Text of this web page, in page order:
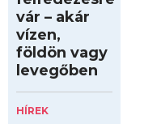
vár – akár
vízen,
földön vagy
levegőben
HÍREK